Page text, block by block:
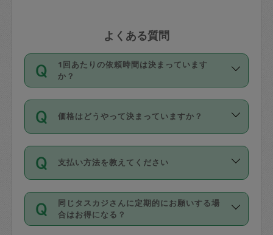
よくある質問
1回あたりの依頼時間は決まっています
か？
依頼1回につき3時間固定です。3時間を
超えて依頼したい場合は、延長機能をご
利用ください。機能をご利用いただくに
の上事前申請することが必要です。な
お、3時間を下回っても、値引き等はござ
いません。
価格はどうやって決まっていますか？
11種類の価格帯の中からタスカジさん自
身が価格を選んで設定しています。
タスカジさんの価格設定には最初は制限
があり、レビュー件数、レビューの平均
値、などで除々に設定可能な最高額が上
がっていく仕組みになっています。
支払い方法を教えてください
お支払方法はクレジットカード（Visa／
Master／JCB／AMERICAN EXPRESS／
Diners Club）のみとなります。
同じタスカジさんに定期的にお願いする場
合はお得になる？